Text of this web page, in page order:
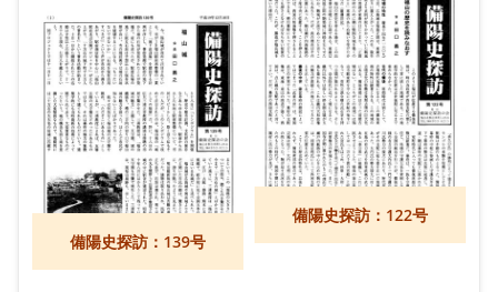
備陽史探訪：122号
備陽史探訪：139号